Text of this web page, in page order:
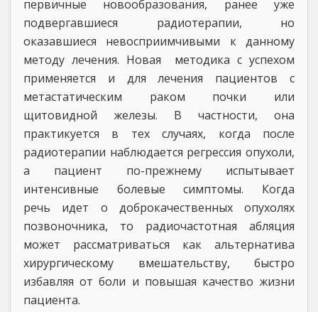
первичные новообразования, ранее уже
подвергавшиеся радиотерапии, но
оказавшиеся невосприимчивыми к данному
методу лечения. Новая методика с успехом
применяется и для лечения пациентов с
метастатическим раком почки или
щитовидной железы. В частности, она
практикуется в тех случаях, когда после
радиотерапии наблюдается регрессия опухоли,
а пациент по-прежнему испытывает
интенсивные болевые симптомы. Когда
речь идет о доброкачественных опухолях
позвоночника, то радиочастотная абляция
может рассматриваться как альтернатива
хирургическому вмешательству, быстро
избавляя от боли и повышая качество жизни
пациента.